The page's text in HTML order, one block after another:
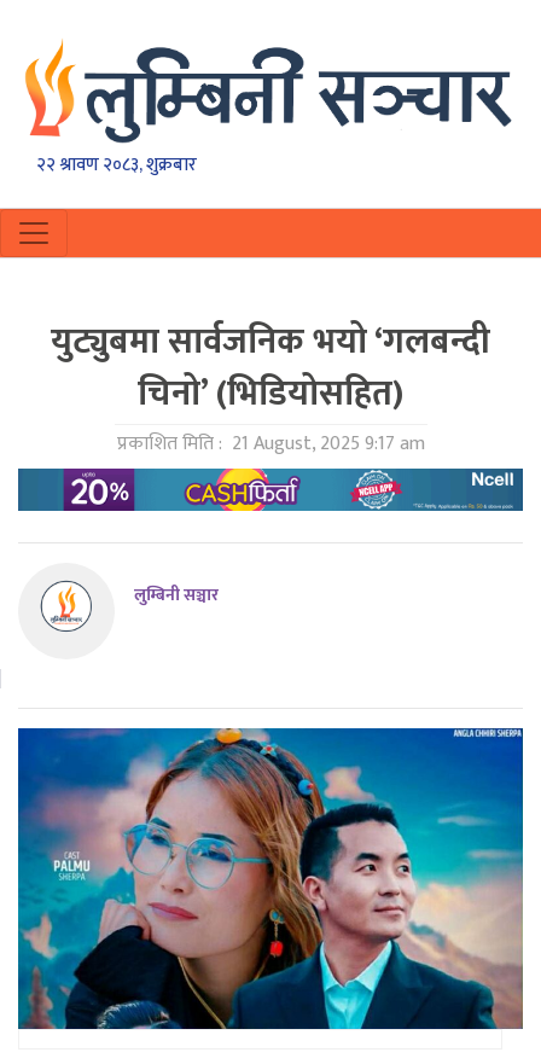
२२ श्रावण २०८३, शुक्रबार
युट्युबमा सार्वजनिक भयो ‘गलबन्दी
चिनो’ (भिडियोसहित)
प्रकाशित मिति : 21 August, 2025 9:17 am
लुम्बिनी सञ्चार